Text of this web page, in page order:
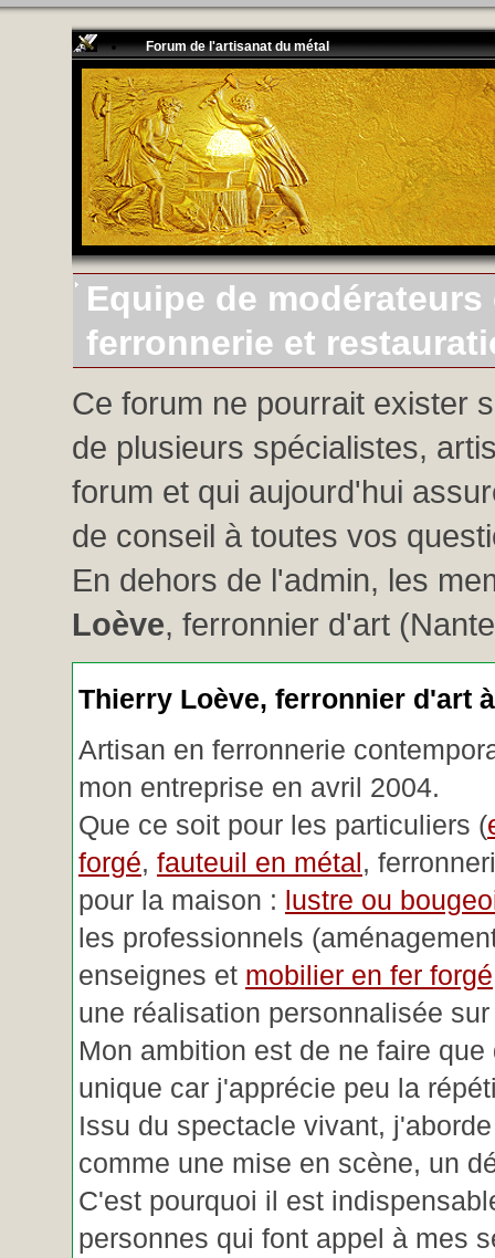
Forum de l'artisanat du métal
Equipe de
ferronnerie et
Ce forum ne pourrait exister
de plusieurs spécialistes,
forum et qui aujourd'hui
de conseil à toutes vos
En dehors de l'admin, les
Loève, ferronnier d'art
Thierry Loève, ferronnier d'art
Artisan en ferronnerie
mon entreprise en avril 2004.
Que ce soit pour les particuliers (
forgé, fauteuil en métal,
pour la maison : lustre ou
les professionnels
enseignes et mobilier en fer forgé
une réalisation personnalisée
Mon ambition est de ne faire que
unique car j'apprécie peu la
Issu du spectacle vivant,
comme une mise en scène, un
C'est pourquoi il est
personnes qui font appel à mes